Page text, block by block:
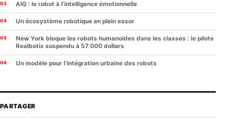
AIQ : le robot à l’intelligence émotionnelle
Un écosystème robotique en plein essor
New York bloque les robots humanoïdes dans les classes : le pilote
Realbotix suspendu à 57 000 dollars
Un modèle pour l’intégration urbaine des robots
PARTAGER